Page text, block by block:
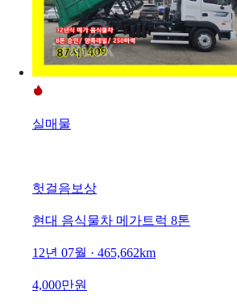
실매물
헛걸음보상
현대 음식물차 메가트럭 8톤
12년 07월 · 465,662km
4,000만원